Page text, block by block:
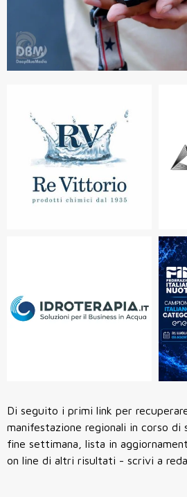
Di seguito i primi link per
manifestazione regionali in corso di
fine settimana, lista in
on line di altri risultati - scrivi a